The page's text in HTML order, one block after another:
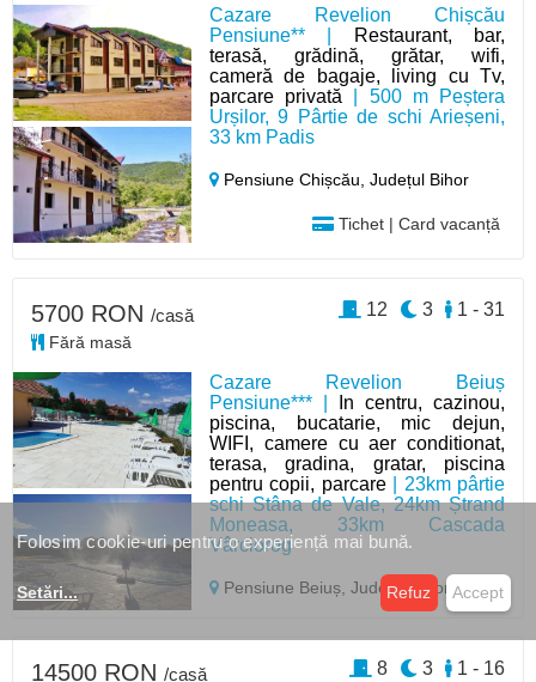
Cazare Revelion Chișcău
Pensiune** |
Restaurant, bar,
terasă, grădină, grătar, wifi,
cameră de bagaje, living cu Tv,
parcare privată | 500 m Peștera
Urșilor, 9 Pârtie de schi Arieșeni,
33 km Padis
Pensiune Chișcău,Județul Bihor
Tichet | Card vacanță
Cazare Revelion Beiuș
Pensiune*** |
In centru, cazinou,
piscina, bucatarie, mic dejun,
WIFI, camere cu aer conditionat,
terasa, gradina, gratar, piscina
pentru copii, parcare| 23km pârtie
schi Stâna de Vale, 24km Ștrand
Moneasa, 33km Cascada
Vârciorog
Pensiune Beiuș,Județul Bihor
5700 RON /casă
Fără masă
1 - 31
3
12
14500 RON /casă 1 - 16
3
8
Folosim cookie-uri pentru o experiență mai bună.
Setări... Refuz Accept